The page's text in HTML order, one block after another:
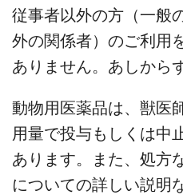
従事者以外の方（一般
外の関係者）のご利用
ありません。あしから
動物用医薬品は、獣医
用量で投与もしくは中
あります。また、処方
についての詳しい説明